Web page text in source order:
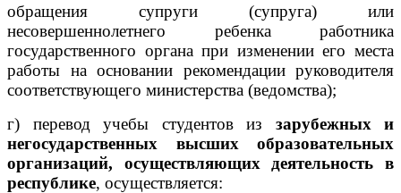
обращения супруги (супруга) или
несовершеннолетнего ребенка работника
государственного органа при изменении его места
работы на основании рекомендации руководителя
соответствующего министерства (ведомства);
г) перевод учебы студентов из зарубежных и
негосударственных высших образовательных
организаций, осуществляющих деятельность в
республике, осуществляется: